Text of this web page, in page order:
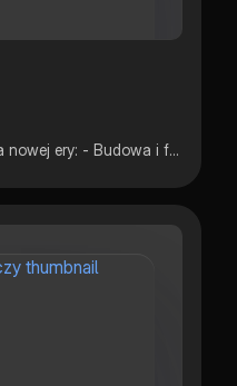
Zawiera tematy z podręcznika nowej ery: - Budowa i funkcjonowanie układu moczowego - Choroby układu moczowego Zawiera zdjęcia z internetu https://images.app.goo.gl/koDcMKVj6vX8TGUF8 https://images.app.goo.gl/ZSYjarxXUixiJvvq9